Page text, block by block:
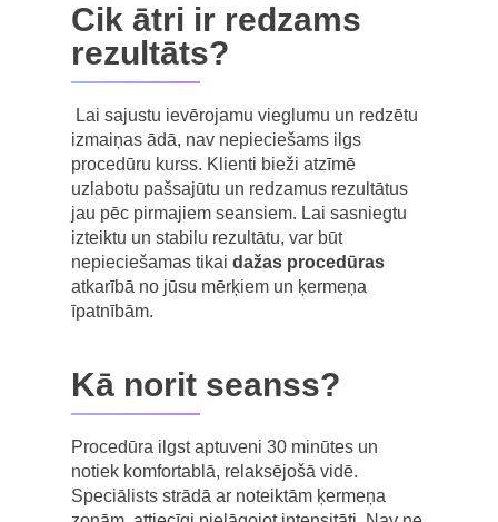
Cik ātri ir redzams
rezultāts?
Lai sajustu ievērojamu vieglumu un redzētu
izmaiņas ādā, nav nepieciešams ilgs
procedūru kurss. Klienti bieži atzīmē
uzlabotu pašsajūtu un redzamus rezultātus
jau pēc pirmajiem seansiem. Lai sasniegtu
izteiktu un stabilu rezultātu, var būt
nepieciešamas tikai dažas procedūras
atkarībā no jūsu mērķiem un ķermeņa
īpatnībām.
Kā norit seanss?
Procedūra ilgst aptuveni 30 minūtes un
notiek komfortablā, relaksējošā vidē.
Speciālists strādā ar noteiktām ķermeņa